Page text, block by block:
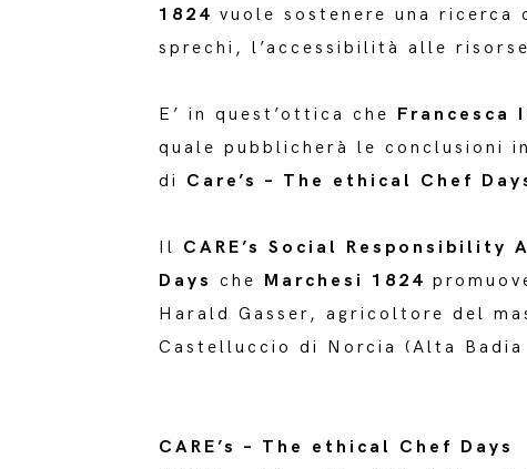
1824 vuole sostenere una
sprechi, l’accessibilità alle
E’ in quest’ottica che Francesca
quale pubblicherà le conclusioni
di Care’s – The ethical Chef
Il CARE’s Social Responsibility
Days che Marchesi 1824
Harald Gasser, agricoltore del
Castelluccio di Norcia (Alta Badia
CARE’s – The ethical Chef Days